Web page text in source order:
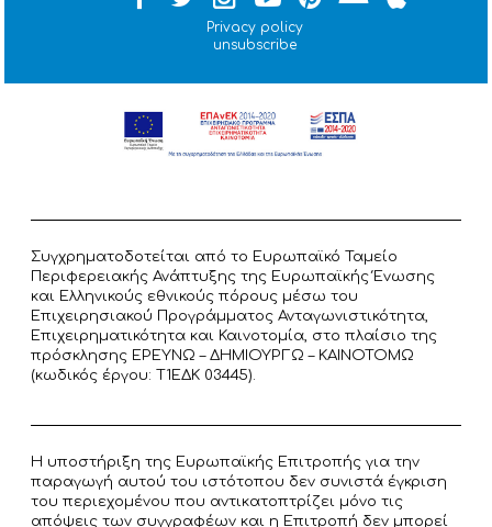
Privacy policy
unsubscribe
Συγχρηματοδοτείται από το Ευρωπαϊκό Ταμείο
Περιφερειακής Ανάπτυξης της Ευρωπαϊκής Ένωσης
και Ελληνικούς εθνικούς πόρους μέσω του
Επιχειρησιακού Προγράμματος Ανταγωνιστικότητα,
Επιχειρηματικότητα και Καινοτομία, στο πλαίσιο της
πρόσκλησης ΕΡΕΥΝΩ – ΔΗΜΙΟΥΡΓΩ – ΚΑΙΝΟΤΟΜΩ
(κωδικός έργου: T1ΕΔΚ 03445).
Η υποστήριξη της Ευρωπαϊκής Επιτροπής για την
παραγωγή αυτού του ιστότοπου δεν συνιστά έγκριση
του περιεχομένου που αντικατοπτρίζει μόνο τις
απόψεις των συγγραφέων και η Επιτροπή δεν μπορεί